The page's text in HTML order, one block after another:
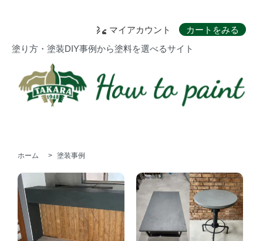
マイアカウント
カートをみる
塗り方・塗装DIY事例から塗料を選べるサイト
ホーム > 塗装事例